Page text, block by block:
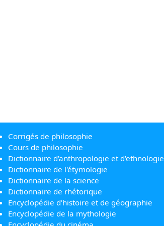
Corrigés de philosophie
Cours de philosophie
Dictionnaire d'anthropologie et d'ethnologie
Dictionnaire de l'étymologie
Dictionnaire de la science
Dictionnaire de rhétorique
Encyclopédie d'histoire et de géographie
Encyclopédie de la mythologie